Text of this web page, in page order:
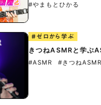
#やまもとひかる
#ゼロから学ぶ
きつねASMRと学ぶ
#ASMR #きつねASMR